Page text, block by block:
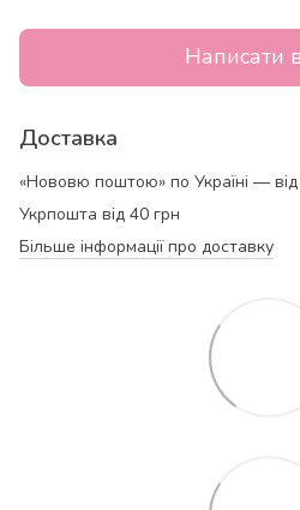
Написати
Доставка
«Нововю поштою» по Україні — від
Укрпошта від 40 грн
Більше інформації про доставку